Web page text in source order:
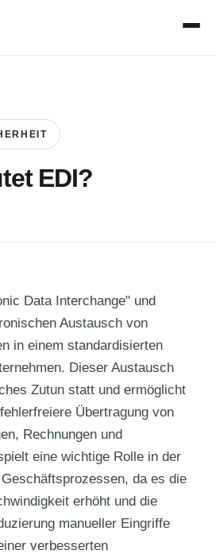
EDI?
Data Interchange" und
Austausch von
in einem standardisierten
Dieser Austausch
Zutun statt und ermöglicht
Übertragung von
Rechnungen und
eine wichtige Rolle in der
da es die
erhöht und die
manueller Eingriffe
verbesserten